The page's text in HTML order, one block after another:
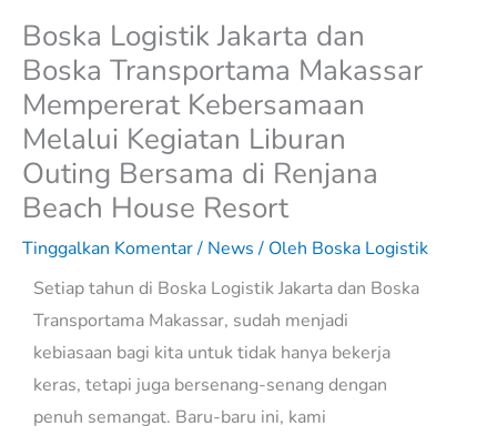
Boska Logistik Jakarta dan
Boska Transportama Makassar
Mempererat Kebersamaan
Melalui Kegiatan Liburan
Outing Bersama di Renjana
Beach House Resort
Tinggalkan Komentar/ News/ Oleh Boska Logistik
Setiap tahun di Boska Logistik Jakarta dan Boska
Transportama Makassar, sudah menjadi
kebiasaan bagi kita untuk tidak hanya bekerja
keras, tetapi juga bersenang-senang dengan
penuh semangat. Baru-baru ini, kami